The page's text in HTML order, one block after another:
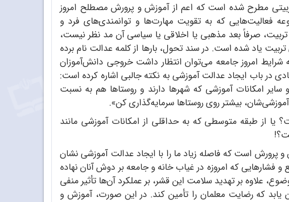
مطرح شده است که اعم از آموزش و پرورش مصطلح امروز
فعالیت‌هایی که به تقویت مهارت‌ها و توانمندی‌های فرد و
صرفاً بعد مذهبی یا اخلاقی یا سیاسی آن مد نظر نیست،
یاد شده است. در سند تحول، بارها از کلمه عدالت نام برده
امروز جامعه می‌توان انتظار داشت خروجی دانش‌آموزان
در باب ایجاد عدالت آموزشی به نکته جالبی اشاره کرده است:
امکانات آموزشی که شهرها دارند و روستاها هم به نسبت
بیشتر روی روستاها سرمایه‌گذاری کن».
یا از طبقه متوسطی که به حداقلی از امکانات آموزشی مانند
پرورش است که فاصله زیاد ما را با ایجاد عدالت آموزشی نشان
که امروزه در غیاب خانه و جامعه بر دوش آنان نهاده
علاوه بر تهدید سلامت این قشر، بر عملکرد آن‌ها تأثیر منفی
یابد که رضایت معلمان را تأمین کند. در این صورت، آموزش و